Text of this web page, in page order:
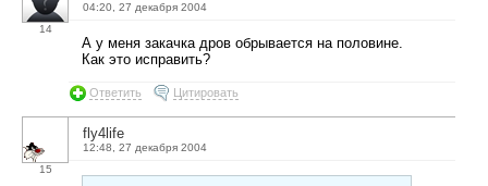
14
04:20, 27 декабря 2004
А у меня закачка дров обрывается на половине.
Как это исправить?
Ответить Цитировать
15
fly4life
12:48, 27 декабря 2004